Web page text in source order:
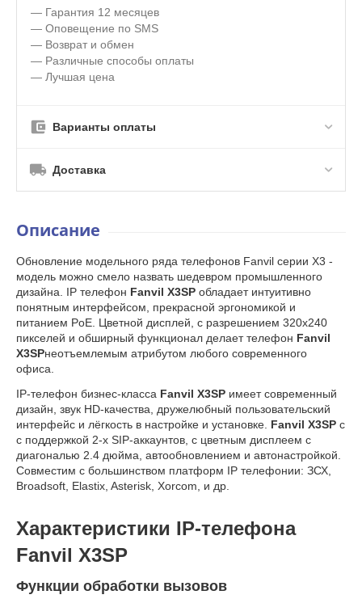
— Гарантия 12 месяцев
— Оповещение по SMS
— Возврат и обмен
— Различные способы оплаты
— Лучшая цена
Варианты оплаты
Доставка
Описание
Обновление модельного ряда телефонов Fanvil серии X3 -
модель можно смело назвать шедевром промышленного
дизайна. IP телефон Fanvil X3SP обладает интуитивно
понятным интерфейсом, прекрасной эргономикой и
питанием PoE. Цветной дисплей, с разрешением 320x240
пикселей и обширный функционал делает телефон Fanvil
X3SPнеотъемлемым атрибутом любого современного
офиса.
IP-телефон бизнес-класса Fanvil X3SP имеет современный
дизайн, звук HD-качества, дружелюбный пользовательский
интерфейс и лёгкость в настройке и установке. Fanvil X3SP с
с поддержкой 2-х SIP-аккаунтов, с цветным дисплеем с
диагональю 2.4 дюйма, автообновлением и автонастройкой.
Совместим с большинством платформ IP телефонии: ЗСХ,
Broadsoft, Elastix, Asterisk, Хоrсоm, и др.
Характеристики IP-телефона
Fanvil X3SP
Функции обработки вызовов